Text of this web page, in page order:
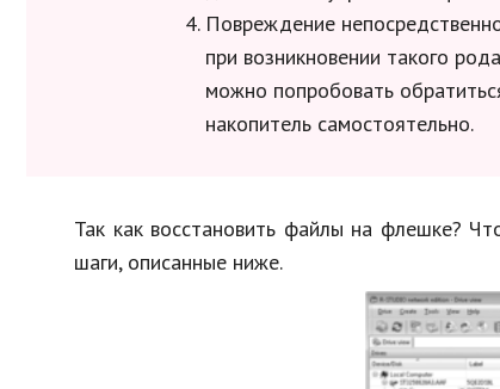
Повреждение
при возникновении такого
можно попробовать
накопитель самостоятельно.
Так как восстановить файлы на флешке?
шаги, описанные ниже.